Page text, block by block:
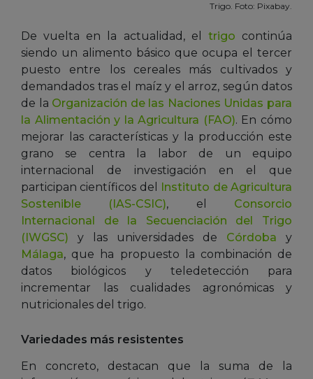
Trigo. Foto: Pixabay.
De vuelta en la actualidad, el trigo continúa
siendo un alimento básico que ocupa el tercer
puesto entre los cereales más cultivados y
demandados tras el maíz y el arroz, según datos
de la Organización de las Naciones Unidas para
la Alimentación y la Agricultura (FAO). En cómo
mejorar las características y la producción este
grano se centra la labor de u n equipo
internacional de investigación en el que
participan científicos del Instituto de Agricultura
Sostenible (IAS-CSIC), el Consorcio
Internacional de la Secuenciación del Trigo
(IWGSC) y las universidades de Córdoba y
Málaga, que ha propuesto la combinación de
datos biológicos y teledetección para
incrementar las cualidades agronómicas y
nutricionales del trigo.
Variedades más resistentes
En concreto, destacan que la
suma de la